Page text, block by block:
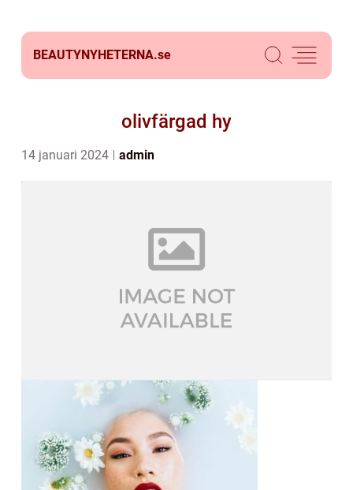
BEAUTYNYHETERNA.se
olivfärgad hy
14 januari 2024 admin